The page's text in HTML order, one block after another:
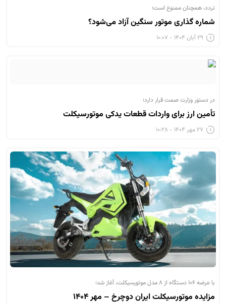
تردد، همچنان ممنوع است؛
شماره گذاری موتور سنگین آزاد می‌شود؟
۲۹ آبان ۱۴۰۴ - ۱۰:۰۷
در دستور وزارت صمت قرار دارد؛
تأمین ارز برای واردات قطعات یدکی موتورسیکلت
۲۷ مهر ۱۴۰۴ - ۱۰:۲۸
با عرضه ۱۰۶ دستگاه از ۸ مدل موتورسیکلت، آغاز شد؛
مزایده موتورسیکلت ایران دوچرخ – مهر ۱۴۰۴